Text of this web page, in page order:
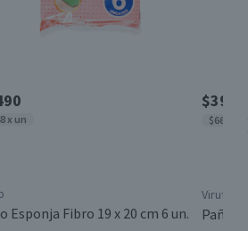
x un
Esponja Fibro 19 x 20 cm 6 un.
$3990
$665 x
Virutex
Paño